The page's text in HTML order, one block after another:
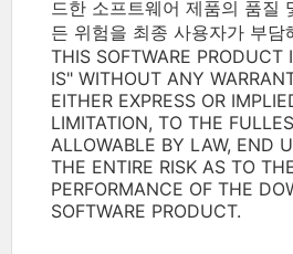
드한 소프트웨어 제품의 품질
든 위험을 최종 사용자가 부담
THIS SOFTWARE PRODUCT
IS" WITHOUT ANY
EITHER EXPRESS OR
LIMITATION, TO THE
ALLOWABLE BY LAW, END
THE ENTIRE RISK AS TO
PERFORMANCE OF THE
SOFTWARE PRODUCT.